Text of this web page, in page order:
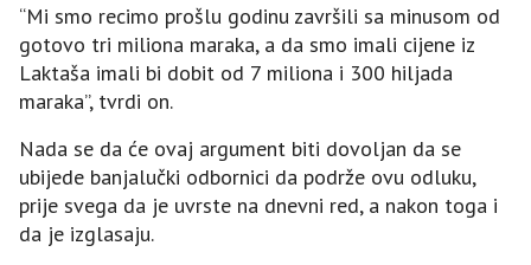
“Mi smo recimo prošlu godinu završili sa minusom od
gotovo tri miliona maraka, a da smo imali cijene iz
Laktaša imali bi dobit od 7 miliona i 300 hiljada
maraka”, tvrdi on.
Nada se da će ovaj argument biti dovoljan da se
ubijede banjalučki odbornici da podrže ovu odluku,
prije svega da je uvrste na dnevni red, a nakon toga i
da je izglasaju.